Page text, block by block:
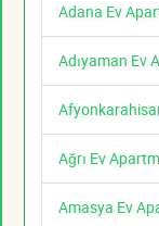
Adana Ev
Adıyaman Ev
Ağrı Ev
Amasya Ev